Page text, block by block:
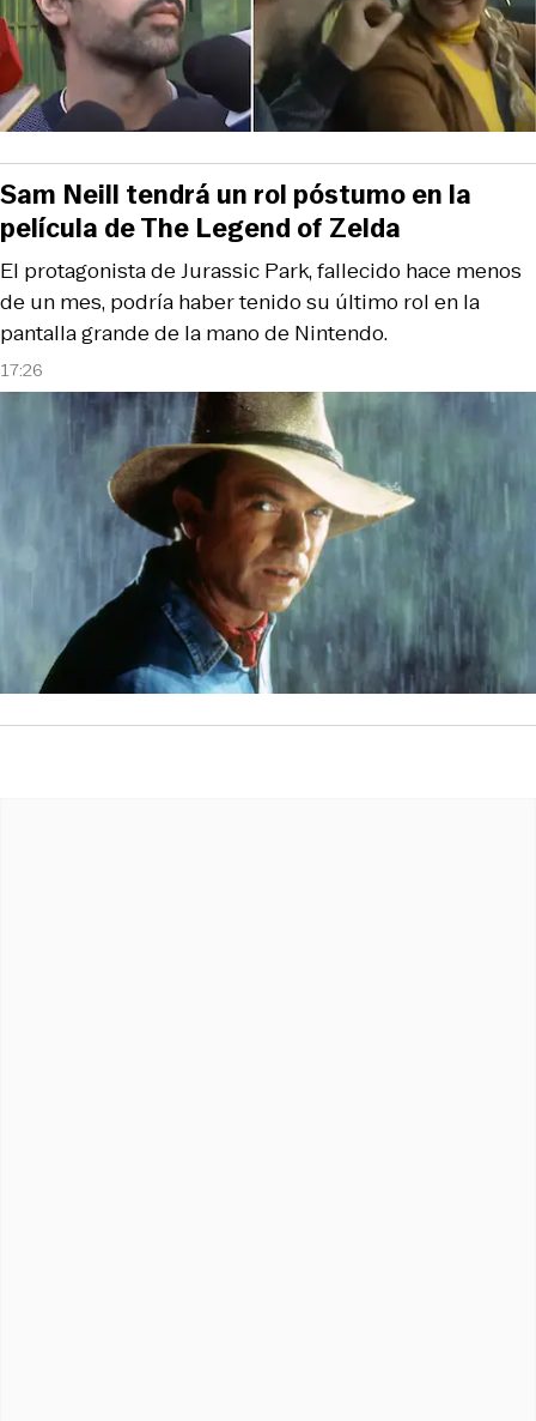
17:26
El protagonista de Jurassic Park, fallecido hace menos
de un mes, podría haber tenido su último rol en la
pantalla grande de la mano de Nintendo.
Sam Neill tendrá un rol póstumo en la
película de The Legend of Zelda